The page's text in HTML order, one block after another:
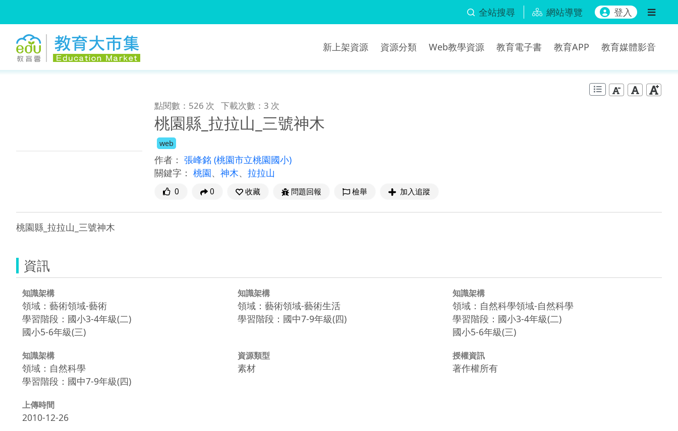
全站搜尋 網站導覽 登入
新上架資源 資源分類 Web教學資源 教育電子書 教育APP 教育媒體影音
點閱數：526 次 下載次數：3 次
桃園縣_拉拉山_三號神木
web
作者： 張峰銘 (桃園市立桃園國小)
關鍵字： 桃園、 神木、 拉拉山
0 0 收藏 問題回報 檢舉 加入追蹤
桃園縣_拉拉山_三號神木
資訊
知識架構
領域：藝術領域-藝術
學習階段：國小3-4年級(二)
國小5-6年級(三)
知識架構
領域：藝術領域-藝術生活
學習階段：國中7-9年級(四)
知識架構
領域：自然科學領域-自然科學
學習階段：國小3-4年級(二)
國小5-6年級(三)
知識架構
領域：自然科學
學習階段：國中7-9年級(四)
資源類型
素材
授權資訊
著作權所有
上傳時間
2010-12-26